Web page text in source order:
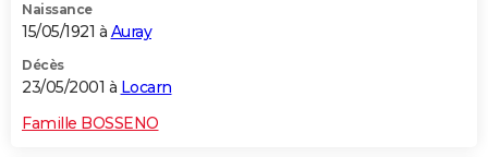
Naissance
15/05/1921 à Auray
Décès
23/05/2001 à Locarn
Famille BOSSENO